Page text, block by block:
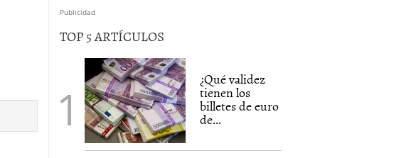
Publicidad
TOP 5 ARTÍCULOS
¿Qué validez
tienen los
billetes de euro
de...